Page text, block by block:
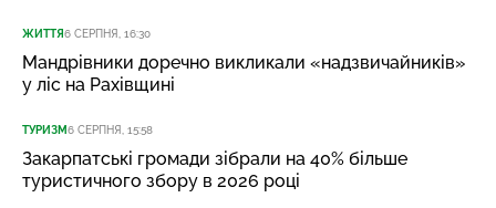
ЖИТТЯ6 СЕРПНЯ, 16:30
Мандрівники доречно викликали «надзвичайників»
у ліс на Рахівщині
ТУРИЗМ6 СЕРПНЯ, 15:58
Закарпатські громади зібрали на 40% більше
туристичного збору в 2026 році